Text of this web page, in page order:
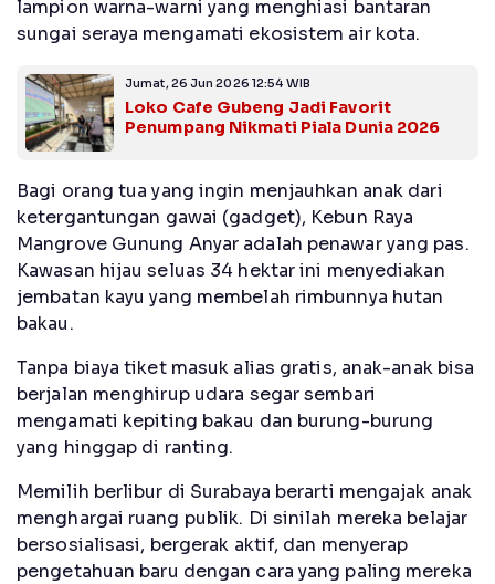
lampion warna-warni yang menghiasi bantaran
sungai seraya mengamati ekosistem air kota.
Jumat, 26 Jun 2026 12:54 WIB
Loko Cafe Gubeng Jadi Favorit
Penumpang Nikmati Piala Dunia 2026
Bagi orang tua yang ingin menjauhkan anak dari
ketergantungan gawai (gadget), Kebun Raya
Mangrove Gunung Anyar adalah penawar yang pas.
Kawasan hijau seluas 34 hektar ini menyediakan
jembatan kayu yang membelah rimbunnya hutan
bakau.
Tanpa biaya tiket masuk alias gratis, anak-anak bisa
berjalan menghirup udara segar sembari
mengamati kepiting bakau dan burung-burung
yang hinggap di ranting.
Memilih berlibur di Surabaya berarti mengajak anak
menghargai ruang publik. Di sinilah mereka belajar
bersosialisasi, bergerak aktif, dan menyerap
pengetahuan baru dengan cara yang paling mereka